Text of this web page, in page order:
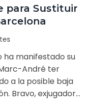
para Sustituir
ha manifestado su
André ter
a la posible baja
Bravo, exjugador
y